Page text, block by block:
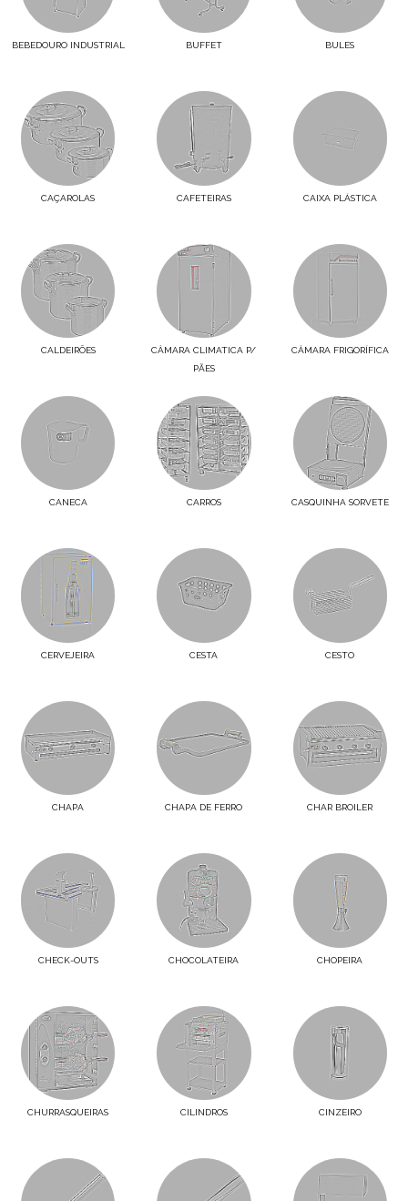
BEBEDOURO INDUSTRIAL BUFFET BULES
CAÇAROLAS CAFETEIRAS CAIXA PLÁSTICA
CALDEIRÕES
CÂMARA CLIMATICA P/
PÃES
CÂMARA FRIGORÍFICA
CANECA CARROS CASQUINHA SORVETE
CERVEJEIRA CESTA CESTO
CHAPA CHAPA DE FERRO CHAR BROILER
CHECK-OUTS CHOCOLATEIRA CHOPEIRA
CHURRASQUEIRAS CILINDROS CINZEIRO